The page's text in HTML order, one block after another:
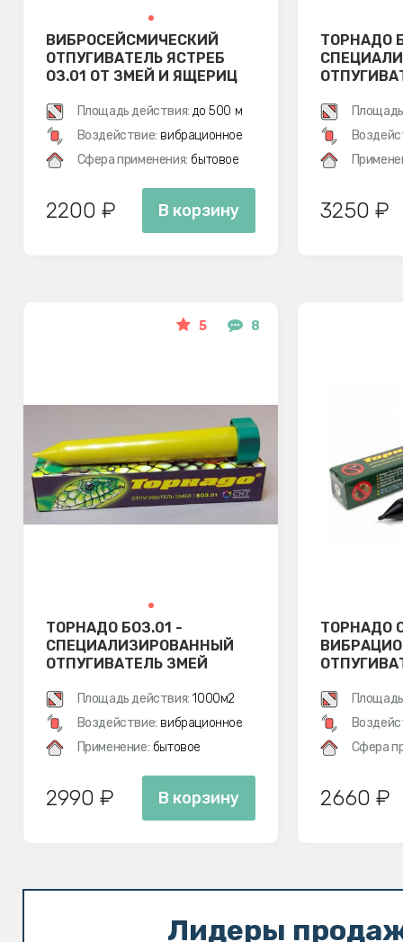
ВИБРОСЕЙСМИЧЕСКИЙ
ОТПУГИВАТЕЛЬ ЯСТРЕБ
ОЗ.01 ОТ ЗМЕЙ И ЯЩЕРИЦ
Площадь действия: до 500 м
Воздействие: вибрационное
Сфера применения: бытовое
2200 ₽ В корзину
ТОРНАДО
3250 ₽
5 8
ТОРНАДО БОЗ.01 -
СПЕЦИАЛИЗИРОВАННЫЙ
ОТПУГИВАТЕЛЬ ЗМЕЙ
Площадь действия: 1000м2
Воздействие: вибрационное
Применение: бытовое
2990 ₽ В корзину
ТОРНАДО
ПОЛЕВОК
Сфера
2660 ₽
Лидеры